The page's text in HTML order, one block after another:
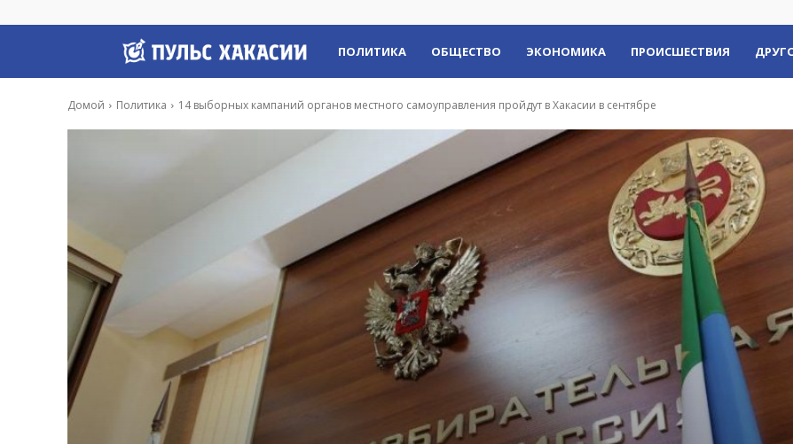
Пульс
Хакасии
ПОЛИТИКА ОБЩЕСТВО ЭКОНОМИКА ПРОИСШЕСТВИЯ
Домой Политика 14 выборных кампаний органов местного самоуправления пройдут в Хакасии в сентябре